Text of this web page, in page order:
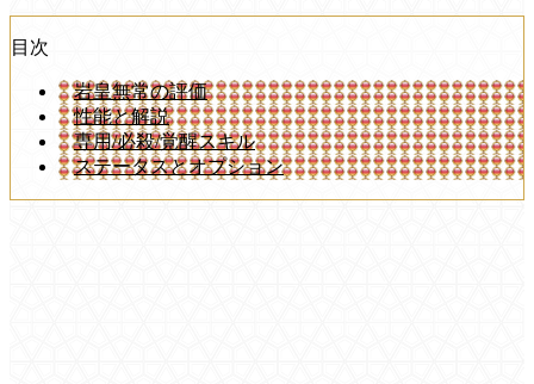
目次
岩皇無常の評価
性能と解説
専用/必殺/覚醒スキル
ステータスとオプション